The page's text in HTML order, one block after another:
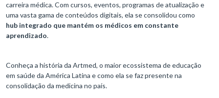
carreira médica. Com cursos, eventos, programas de atualização e
uma vasta gama de conteúdos digitais, ela se consolidou como
hub integrado que mantém os médicos em constante
aprendizado.
Conheça a história da Artmed, o maior ecossistema de educação
em saúde da América Latina e como ela se faz presente na
consolidação da medicina no país.